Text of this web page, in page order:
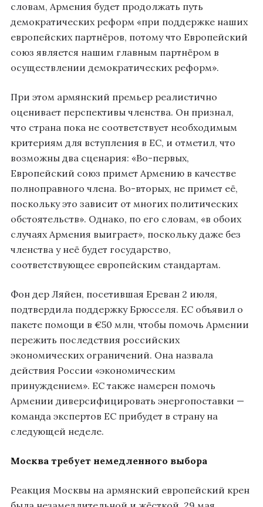
словам, Армения будет продолжать путь
демократических реформ «при поддержке наших
европейских партнёров, потому что Европейский
союз является нашим главным партнёром в
осуществлении демократических реформ».
При этом армянский премьер реалистично
оценивает перспективы членства. Он признал,
что страна пока не соответствует необходимым
критериям для вступления в ЕС, и отметил, что
возможны два сценария: «Во-первых,
Европейский союз примет Армению в качестве
полноправного члена. Во-вторых, не примет её,
поскольку это зависит от многих политических
обстоятельств». Однако, по его словам, «в обоих
случаях Армения выиграет», поскольку даже без
членства у неё будет государство,
соответствующее европейским стандартам.
Фон дер Ляйен, посетившая Ереван 2 июля,
подтвердила поддержку Брюсселя. ЕС объявил о
пакете помощи в €50 млн, чтобы помочь Армении
пережить последствия российских
экономических ограничений. Она назвала
действия России «экономическим
принуждением». ЕС также намерен помочь
Армении диверсифицировать энергопоставки —
команда экспертов ЕС прибудет в страну на
следующей неделе.
Москва требует немедленного выбора
Реакция Москвы на армянский европейский крен